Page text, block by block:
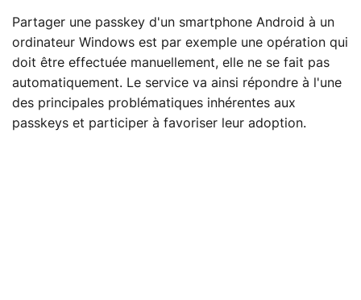
Partager une passkey d'un smartphone Android à un
ordinateur Windows est par exemple une opération qui
doit être effectuée manuellement, elle ne se fait pas
automatiquement. Le service va ainsi répondre à l'une
des principales problématiques inhérentes aux
passkeys et participer à favoriser leur adoption.